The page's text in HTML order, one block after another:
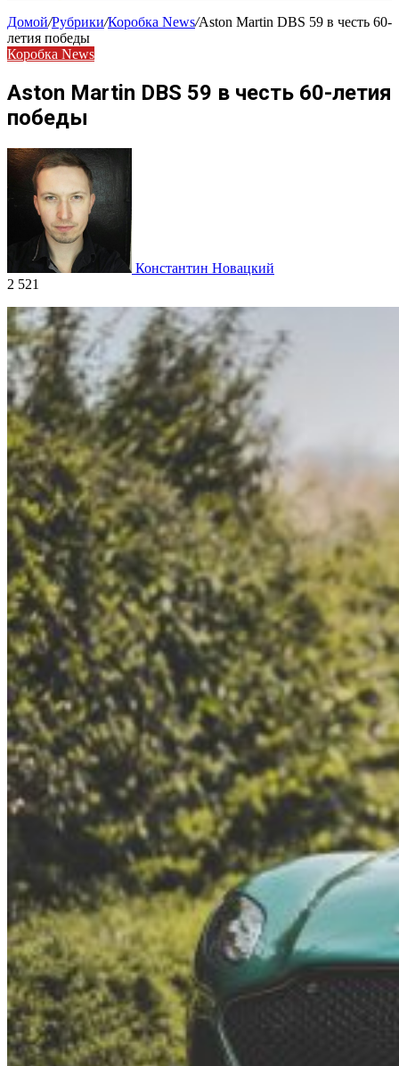
Домой/Рубрики/Коробка News/Aston Martin DBS 59 в честь 60-
летия победы
Коробка News
Aston Martin DBS 59 в честь 60-летия
победы
Константин Новацкий
2 521